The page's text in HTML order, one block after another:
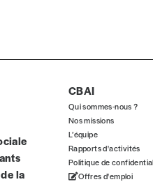
numéros. Ce
la
CBAI
Qui sommes-nous ?
Nos missions
L’équipe
Rapports d'activités
Politique de
Offres d'emploi